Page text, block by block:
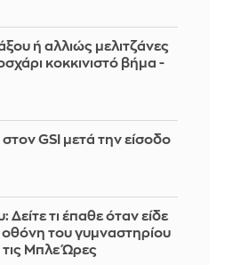
ή αλλιώς μελιτζάνες
κοκκινιστό βήμα -
GSI μετά την είσοδο
Δείτε τι έπαθε όταν είδε
του γυμναστηρίου
τις Μπλε Ώρες